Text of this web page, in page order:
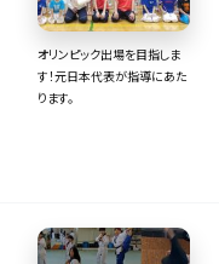
オリンピック出場を目指しま
す！元日本代表が指導にあた
ります。